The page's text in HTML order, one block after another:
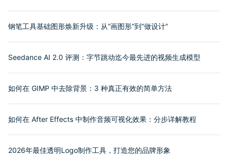
钢笔工具基础图形焕新升级：从“画图形”到“做设计”
Seedance AI 2.0 评测：字节跳动迄今最先进的视频生成模型
如何在 GIMP 中去除背景：3 种真正有效的简单方法
如何在 After Effects 中制作音频可视化效果：分步详解教程
2026年最佳透明Logo制作工具，打造您的品牌形象